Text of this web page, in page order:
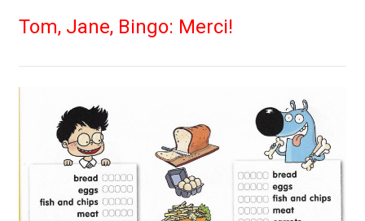
Tom, Jane, Bingo: Merci!